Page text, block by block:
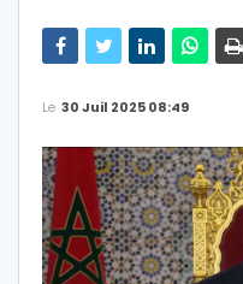
Le 30 Juil 2025 08:49